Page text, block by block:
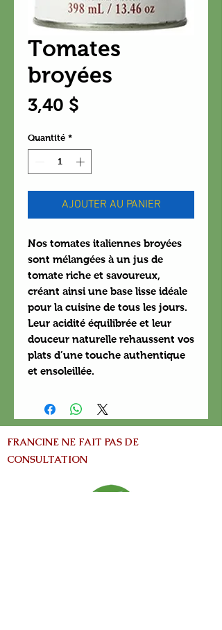
Tomates
broyées
3,40 $
Quantité *
AJOUTER AU PANIER
Nos tomates italiennes broyées
sont mélangées à un jus de
tomate riche et savoureux,
créant ainsi une base lisse idéale
pour la cuisine de tous les jours.
Leur acidité équilibrée et leur
douceur naturelle rehaussent vos
plats d’une touche authentique
et ensoleillée.
FRANCINE NE FAIT PAS DE
CONSULTATION